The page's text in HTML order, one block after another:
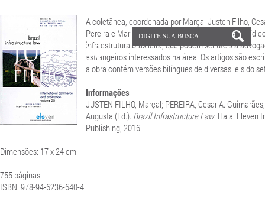
A coletânea, coordenada por Marçal Justen Filho,
Pereira e Maria Augusta Rost, aborda aspectos
infraestrutura brasileira, que podem ser úteis a
estrangeiros interessados na área. Os artigos são
a obra contém versões bilíngues de diversas leis do
Informações
JUSTEN FILHO, Marçal; PEREIRA, Cesar A.
Augusta (Ed.). Brazil Infrastructure Law. Haia: Eleven
Publishing, 2016.
Dimensões: 17 x 24 cm
755 páginas
ISBN 978-94-6236-640-4.